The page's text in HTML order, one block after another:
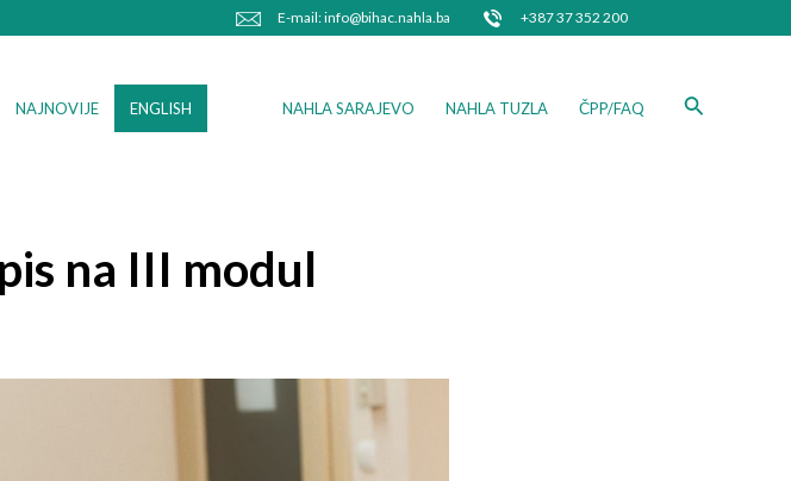
E-mail: info@bihac.nahla.ba +387 37 352 200
NAJNOVIJE ENGLISH NAHLA SARAJEVO NAHLA TUZLA ČPP/FAQ Search
na III modul